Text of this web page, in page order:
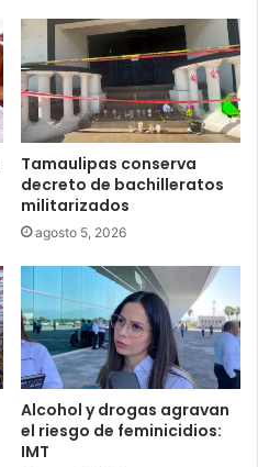
Tamaulipas conserva
decreto de bachilleratos
militarizados
agosto 5, 2026
Alcohol y drogas agravan
el riesgo de feminicidios:
IMT